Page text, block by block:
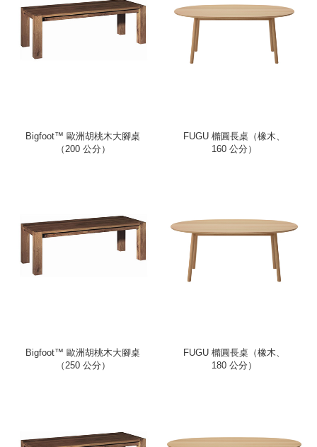
Bigfoot™ 歐洲胡桃木大腳桌
（200 公分）
FUGU 橢圓長桌（橡木、
160 公分）
Bigfoot™ 歐洲胡桃木大腳桌
（250 公分）
FUGU 橢圓長桌（橡木、
180 公分）